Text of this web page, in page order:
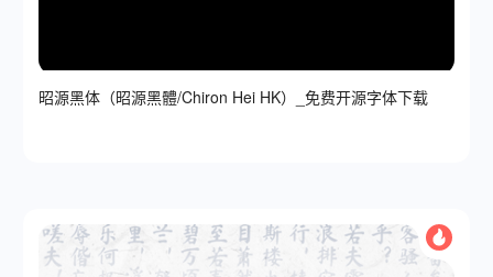
昭源黑体（昭源黑體/Chiron Hei HK）_免费开源字体下载